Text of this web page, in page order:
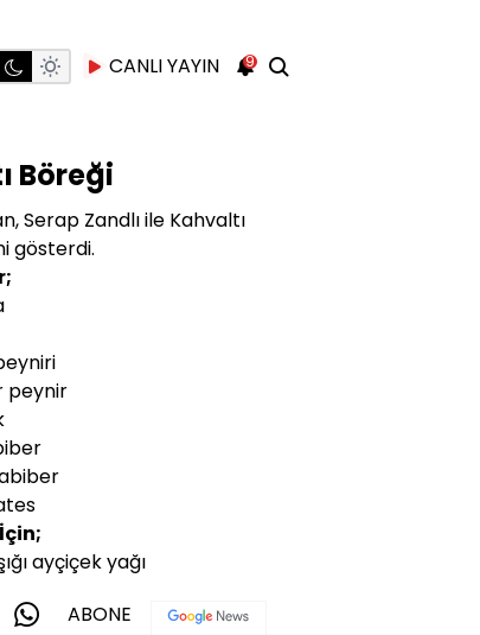
CANLI YAYIN 9
Böreği
Serap Zandlı ile Kahvaltı
gösterdi.
peynir
ayçiçek yağı
ABONE